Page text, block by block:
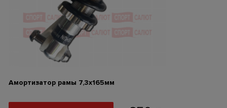
Амортизатор рамы 7,3х165мм